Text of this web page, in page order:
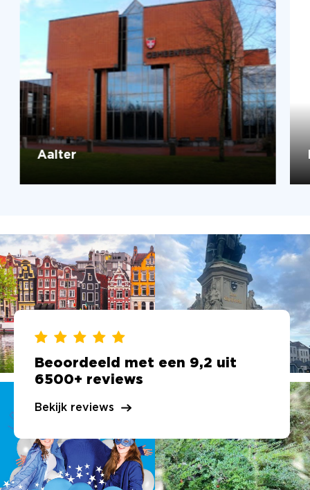
Aalter
Beoordeeld met een 9,2 uit
6500+ reviews
Bekijk reviews